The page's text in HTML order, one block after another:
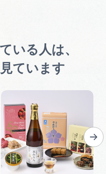
いる人は、
ています